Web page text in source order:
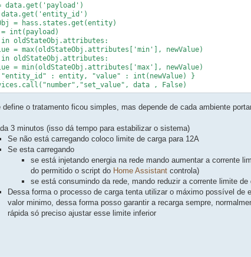
data.get('payload')
= hass.states.get(entity)
= int(payload)
oldStateObj.attributes:
= max(oldStateObj.attributes['min'], newValue)
oldStateObj.attributes:
= min(oldStateObj.attributes['max'], newValue)
: entity, "value" : int(newValue) }
data , False)
define o tratamento ficou simples, mas depende de cada ambiente
3 minutos (isso dá tempo para estabilizar o sistema)
Se não está carregando coloco limite de carga para 12A
Se esta carregando
se está injetando energia na rede mando aumentar a corrente
do permitido o script do Home Assistant controla)
se está consumindo da rede, mando reduzir a corrente limite
Dessa forma o processo de carga tenta utilizar o máximo possível de
valor minimo, dessa forma posso garantir a recarga sempre,
rápida só preciso ajustar esse limite inferior